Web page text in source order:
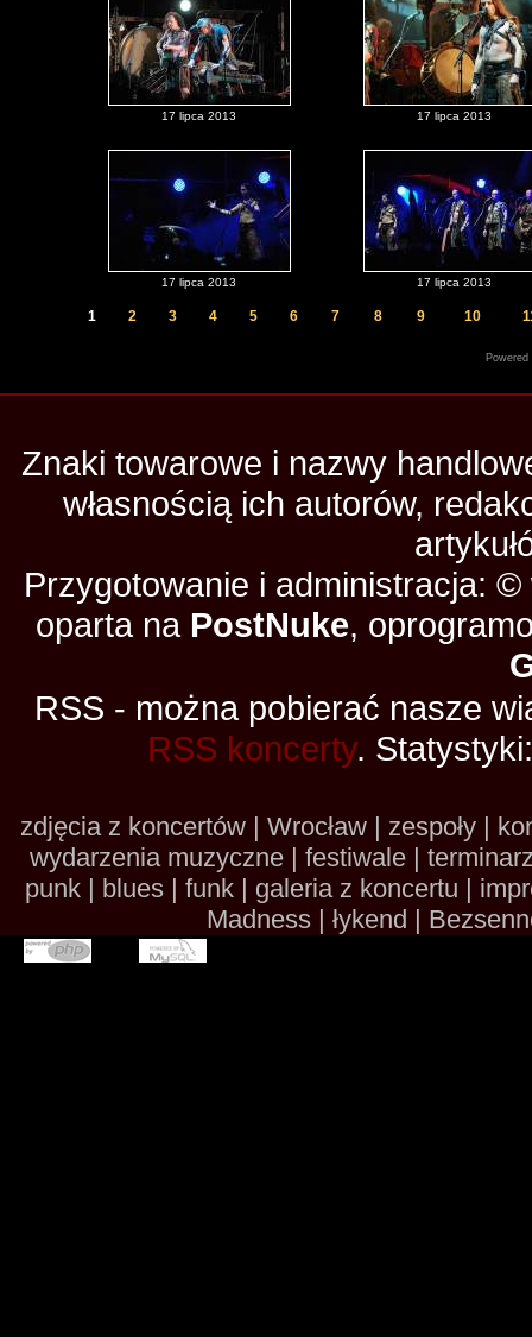
17 lipca 2013 17 lipca 2013
17 lipca 2013 17 lipca 2013
1 2 3 4 5 6 7 8 9 10
Znaki towarowe i nazwy
własnością ich autorów,
Przygotowanie i administracja:
oparta na PostNuke,
RSS - można pobierać nasze
RSS koncerty.
zdjęcia z koncertów | Wrocław | zespoły |
wydarzenia muzyczne | festiwale |
punk | blues | funk | galeria z koncertu |
Madness | łykend |